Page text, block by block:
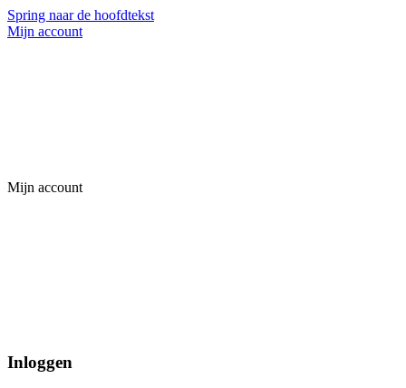
Spring naar de hoofdtekst
Mijn account
Mijn account
Inloggen